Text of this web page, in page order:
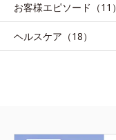
お客様エピソード（11）
ヘルスケア（18）